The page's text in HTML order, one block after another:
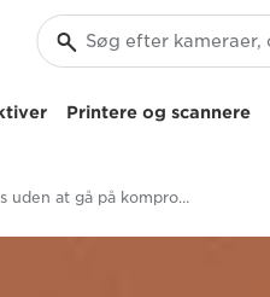
Printere og scannere
Fokus uden at gå på kompromis – EOS RP